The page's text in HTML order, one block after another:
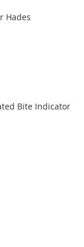
Hades
Bite Indicator